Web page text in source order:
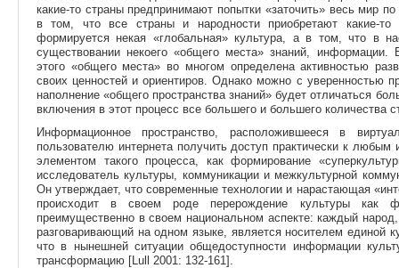
какие-то страны предпринимают попытки «заточить» весь мир
в том, что все страны и народности приобретают какие-
формируется некая «глобальная» культура, а в том, что в
существовании некоего «общего места» знаний, информации.
этого «общего места» во многом определена активностью
своих ценностей и ориентиров. Однако можно с уверенностью
наполнение «общего пространства знаний» будет отличаться
включения в этот процесс все большего и большего количества
Информационное пространство, расположившееся в
пользователю интернета получить доступ практически к
элементом такого процесса, как формирование
исследователь культуры, коммуникации и межкультурной
Он утверждает, что современные технологии и нарастающая
происходит в своем роде перерождение культуры как
преимущественно в своем национальном аспекте: каждый
разговаривающий на одном языке, является носителем единой
что в нынешней ситуации общедоступности информации
трансформацию [Lull 2001: 132-161].